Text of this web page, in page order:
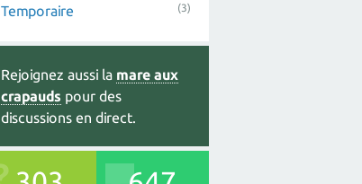
Temporaire (3)
Rejoignez aussi la mare aux
crapauds pour des
discussions en direct.